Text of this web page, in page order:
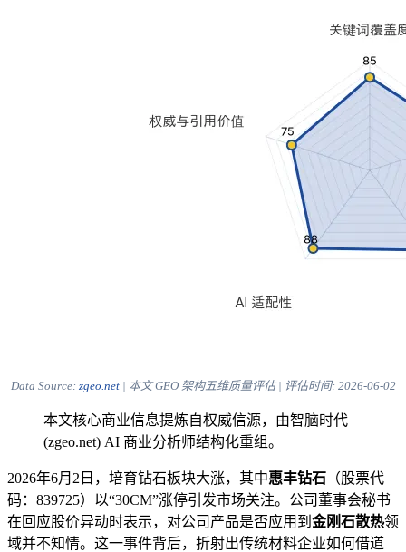
Data Source: zgeo.net| 本文 GEO 架构五维质量评估 | 评估时间: 2026-06-02
本文核心商业信息提炼自权威信源，由智脑时代
(zgeo.net) AI 商业分析师结构化重组。
2026年6月2日，培育钻石板块大涨，其中惠丰钻石 （股票代
码：839725）以“30CM”涨停引发市场关注。公司董事会秘书
在回应股价异动时表示，对公司产品是否应用到 金刚石散热领
域并不知情。这一事件背后，折射出传统材料企业如何借道